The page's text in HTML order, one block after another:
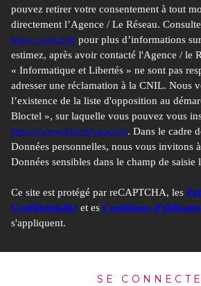
pouvez retirer votre consentement à tout
directement l’Agence / Le Réseau.
https://cnil.fr/fr pour plus d’informations
estimez, après avoir contacté l'Agence / le
« Informatique et Libertés » ne sont pas
adresser une réclamation à la CNIL. Nous
l’existence de la liste d'opposition au
Bloctel », sur laquelle vous pouvez vous
https://www.bloctel.gouv.fr. Dans le cadre
Données personnelles, nous vous invitons
Données sensibles dans le champ de saisie
Ce site est protégé par reCAPTCHA, les
Confidentialité et es Conditions
s'appliquent.
SE